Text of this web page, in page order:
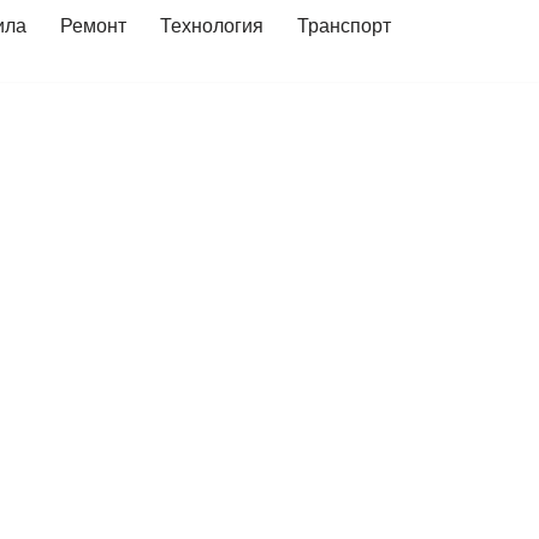
Ремонт Технология Транспорт